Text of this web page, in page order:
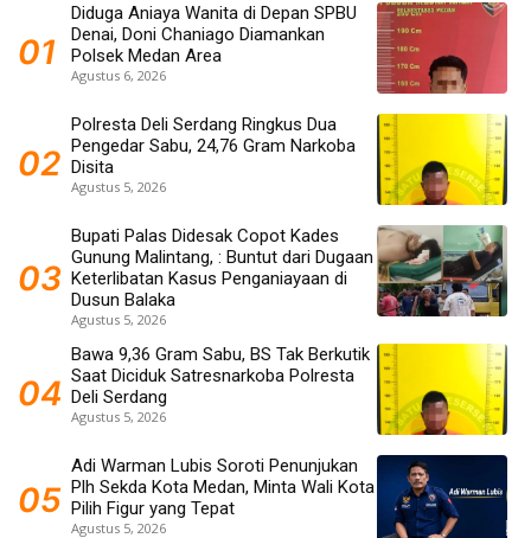
Diduga Aniaya Wanita di Depan SPBU
Denai, Doni Chaniago Diamankan
Polsek Medan Area
Agustus 6, 2026
Polresta Deli Serdang Ringkus Dua
Pengedar Sabu, 24,76 Gram Narkoba
Disita
Agustus 5, 2026
Bupati Palas Didesak Copot Kades
Gunung Malintang, : Buntut dari Dugaan
Keterlibatan Kasus Penganiayaan di
Dusun Balaka
Agustus 5, 2026
Bawa 9,36 Gram Sabu, BS Tak Berkutik
Saat Diciduk Satresnarkoba Polresta
Deli Serdang
Agustus 5, 2026
Adi Warman Lubis Soroti Penunjukan
Plh Sekda Kota Medan, Minta Wali Kota
Pilih Figur yang Tepat
Agustus 5, 2026